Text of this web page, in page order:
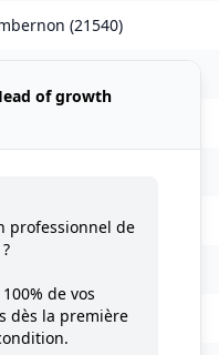
(21540)
( 21410)
of growth
professionnel de
100% de vos
dès la première